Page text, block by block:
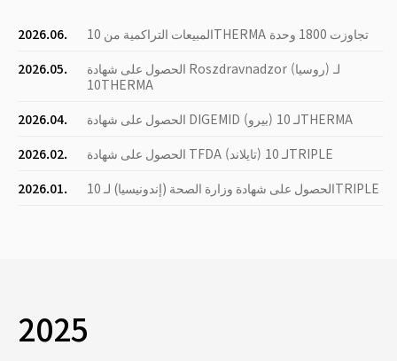
2026.06.
المبيعات التراكمية من 10THERMA تجاوزت 1800 وحدة
2026.05.
الحصول على شهادة Roszdravnadzor (روسيا) لـ
10THERMA
2026.04.
الحصول على شهادة DIGEMID (بيرو) لـ 10THERMA
2026.02.
الحصول على شهادة TFDA (تايلاند) لـ 10TRIPLE
2026.01.
الحصول على شهادة وزارة الصحة (إندونيسيا) لـ 10TRIPLE
2025